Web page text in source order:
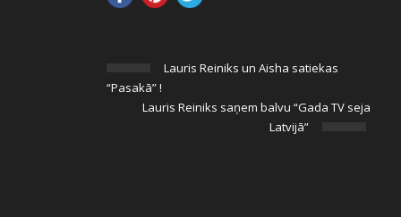
Lauris Reiniks un Aisha satiekas
“Pasakā” !
Lauris Reiniks saņem balvu “Gada TV seja
Latvijā”